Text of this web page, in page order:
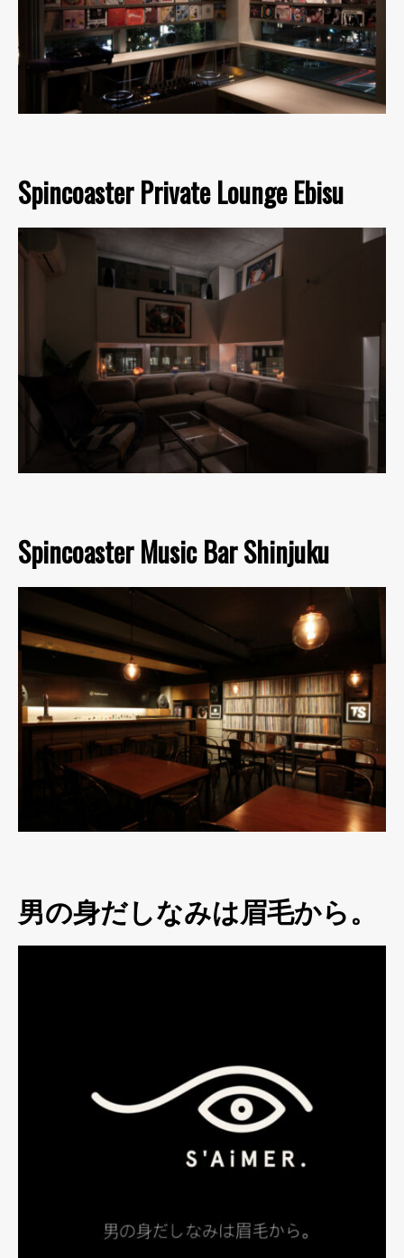
Spincoaster Private Lounge Ebisu
Spincoaster Music Bar Shinjuku
男の身だしなみは眉毛から。